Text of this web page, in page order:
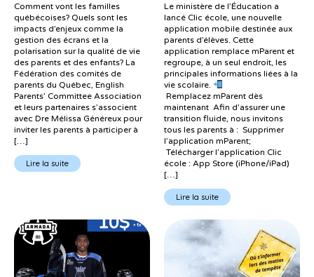
Comment vont les familles
québécoises? Quels sont les
impacts d’enjeux comme la
gestion des écrans et la
polarisation sur la qualité de vie
des parents et des enfants? La
Fédération des comités de
parents du Québec, English
Parents’ Committee Association
et leurs partenaires s’associent
avec Dre Mélissa Généreux pour
inviter les parents à participer à
[…]
Lire la suite
Le ministère de l’Éducation a
lancé Clic école, une nouvelle
application mobile destinée aux
parents d’élèves. Cette
application remplace mParent et
regroupe, à un seul endroit, les
principales informations liées à la
vie scolaire.
Remplacez mParent dès
maintenant Afin d’assurer une
transition fluide, nous invitons
tous les parents à : Supprimer
l’application mParent;
Télécharger l’application Clic
école : App Store (iPhone/iPad)
[…]
Lire la suite